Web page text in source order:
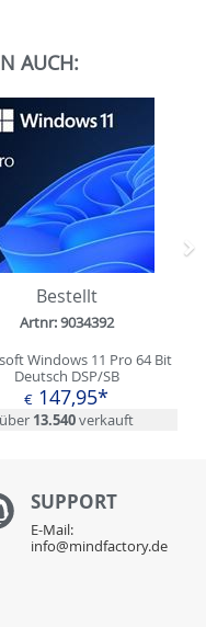
AUCH:
Bestellt
Artnr: 9034392
Windows 11 Pro 64 Bit
Deutsch DSP/SB
€ 147,95*
über 13.540verkauft
SUPPORT
E-Mail:
info@mindfactory.de